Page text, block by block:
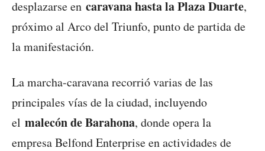
desplazarse en caravana hasta la Plaza Duarte,
próximo al Arco del Triunfo, punto de partida de
la manifestación.
La marcha-caravana recorrió varias de las
principales vías de la ciudad, incluyendo
el malecón de Barahona, donde opera la
empresa Belfond Enterprise en actividades de